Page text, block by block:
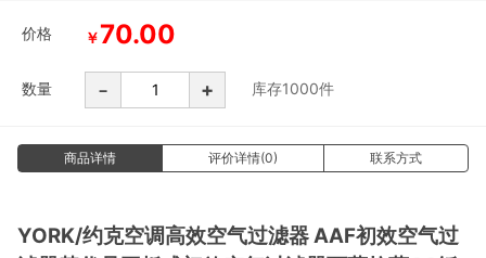
价格 ￥70.00
数量 - + 库存1000件
商品详情 评价详情(0) 联系方式
YORK/约克空调高效空气过滤器 AAF初效空气过